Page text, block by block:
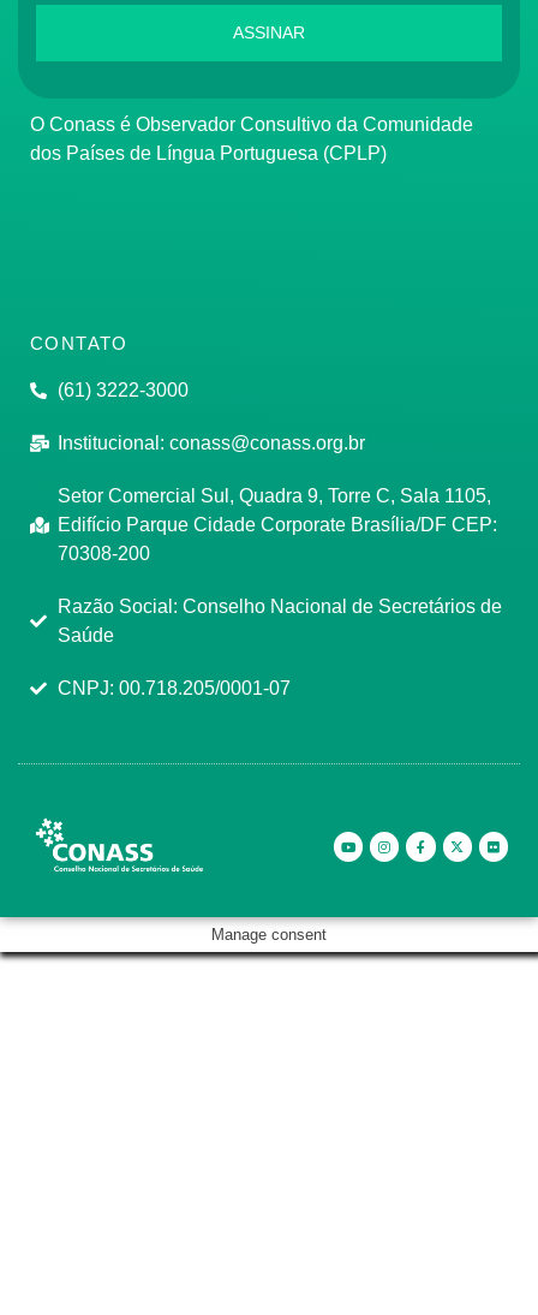
ASSINAR
O Conass é Observador Consultivo da Comunidade
dos Países de Língua Portuguesa (CPLP)
CONTATO
(61) 3222-3000
Institucional: conass@conass.org.br
Setor Comercial Sul, Quadra 9, Torre C, Sala 1105,
Edifício Parque Cidade Corporate Brasília/DF CEP:
70308-200
Razão Social: Conselho Nacional de Secretários de
Saúde
CNPJ: 00.718.205/0001-07
Manage consent